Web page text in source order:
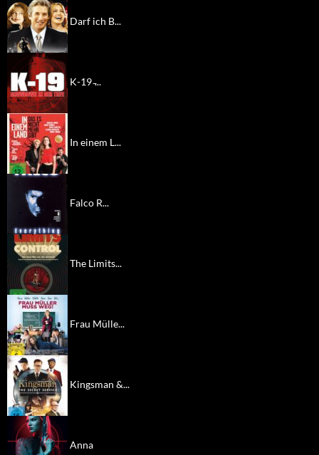
Darf ich B...
K-19 ̵...
In einem L...
Falco R...
The Limits...
Frau Mülle...
Kingsman &...
Anna